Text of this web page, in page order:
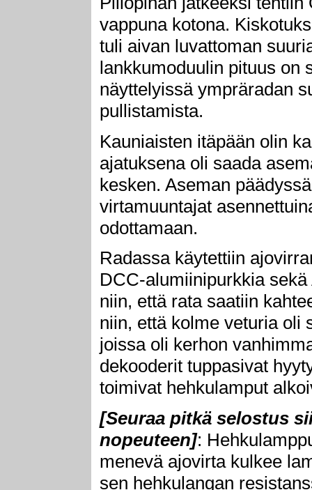
vappuna kotona.
tuli aivan luvattoman
lankkumoduulin pituus on
näyttelyissä ympräradan
pullistamista.
Kauniaisten itäpään olin
ajatuksena oli saada
kesken. Aseman
virtamuuntajat
odottamaan.
Radassa käytettiin
DCC-alumiinipurkkia
niin, että rata saatiin
niin, että kolme veturia oli
joissa oli kerhon
dekooderit tuppasivat
toimivat hehkulamput
[Seuraa pitkä selostus
nopeuteen]:
menevä ajovirta kulkee
sen hehkulangan